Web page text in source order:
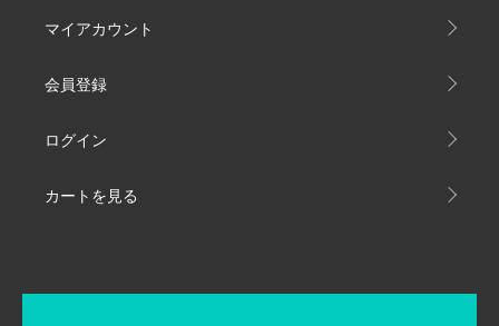
マイアカウント
会員登録
ログイン
カートを見る